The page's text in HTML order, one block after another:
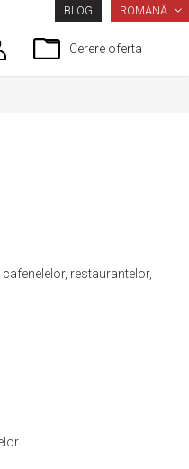
BLOG LIMBA
ROMÂNĂ
Cerere oferta
restaurantelor,